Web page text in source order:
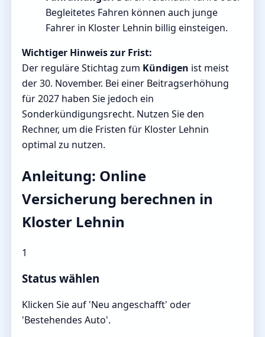
Begleitetes Fahren können auch junge
Fahrer in Kloster Lehnin billig einsteigen.
Wichtiger Hinweis zur Frist:
Der reguläre Stichtag zum Kündigen ist meist
der 30. November. Bei einer Beitragserhöhung
für 2027 haben Sie jedoch ein
Sonderkündigungsrecht. Nutzen Sie den
Rechner, um die Fristen für Kloster Lehnin
optimal zu nutzen.
Anleitung: Online
Versicherung berechnen in
Kloster Lehnin
1
Status wählen
Klicken Sie auf 'Neu angeschafft' oder
'Bestehendes Auto'.